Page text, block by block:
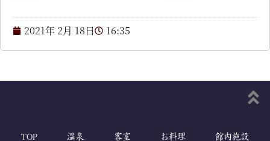
2021年 2月 18日 16:35
TOP 温泉 客室 お料理 館内施設